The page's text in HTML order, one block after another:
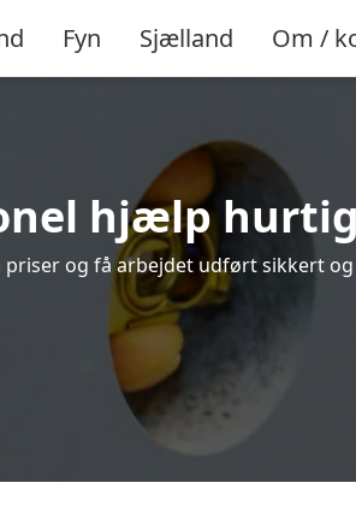
Fyn Sjælland Om /
hjælp
og få arbejdet udført sikkert